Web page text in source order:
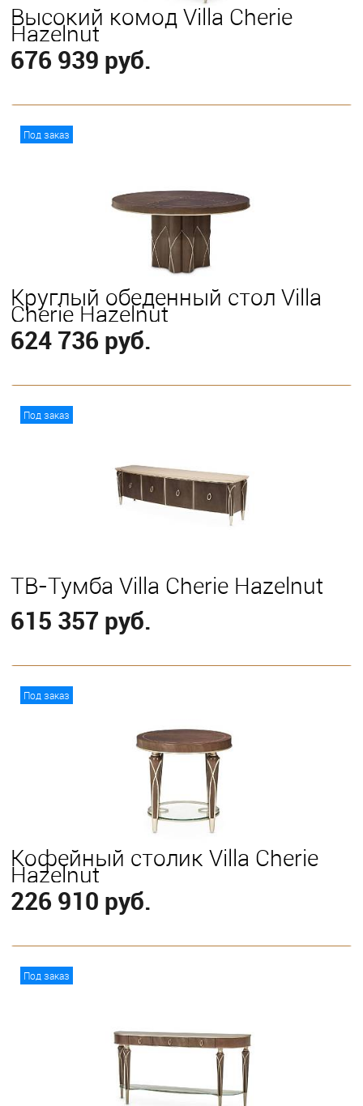
Высокий комод Villa Cherie
Hazelnut
676 939 руб.
Под заказ
Круглый обеденный стол Villa
Cherie Hazelnut
624 736 руб.
Под заказ
ТВ-Тумба Villa Cherie Hazelnut
615 357 руб.
Под заказ
Кофейный столик Villa Cherie
Hazelnut
226 910 руб.
Под заказ